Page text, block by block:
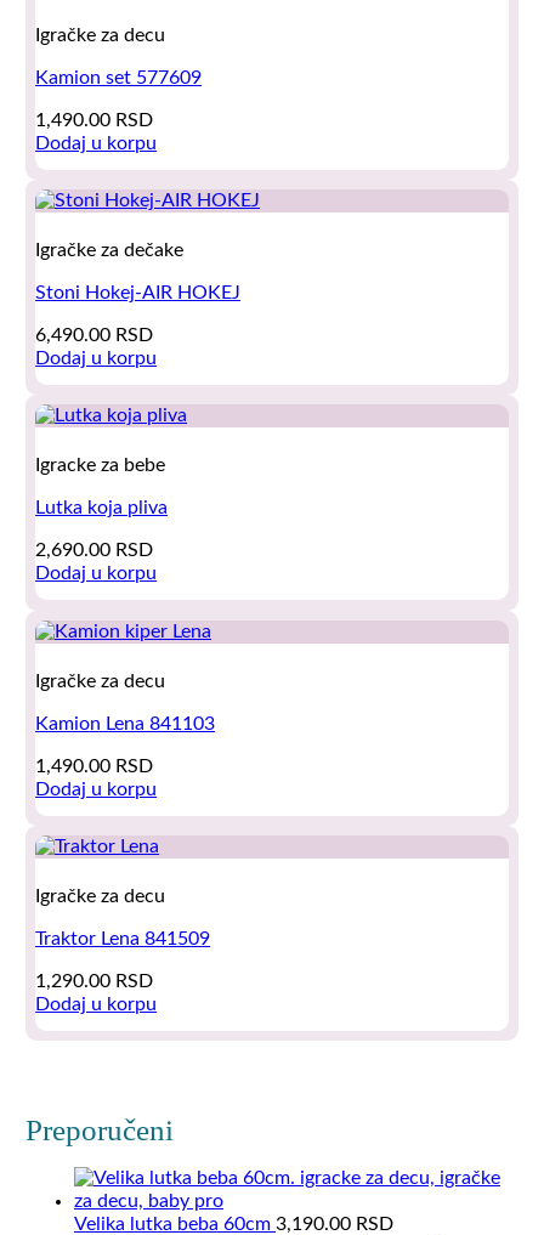
Igračke za decu
Kamion set 577609
1,490.00 RSD
Dodaj u korpu
Igračke za dečake
Stoni Hokej-AIR HOKEJ
6,490.00 RSD
Dodaj u korpu
Igracke za bebe
Lutka koja pliva
2,690.00 RSD
Dodaj u korpu
Igračke za decu
Kamion Lena 841103
1,490.00 RSD
Dodaj u korpu
Igračke za decu
Traktor Lena 841509
1,290.00 RSD
Dodaj u korpu
Preporučeni
Velika lutka beba 60cm 3,190.00 RSD